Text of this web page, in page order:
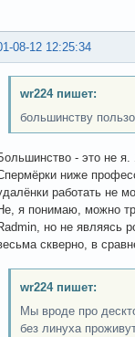
08-12 12:25:34
wr224 пишет:
большинству
- это не
ниже
работать не
я понимаю, можно
но не являясь
скверно, в
wr224 пишет:
Мы вроде про
без линуха